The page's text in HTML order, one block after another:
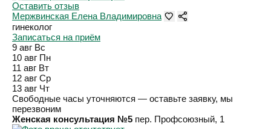
Оставить отзыв
Мержвинская Елена Владимировна
гинеколог
Записаться на приём
9 авг Вс
10 авг Пн
11 авг Вт
12 авг Ср
13 авг Чт
Свободные часы уточняются — оставьте заявку, мы
перезвоним
Женская консультация №5 пер. Профсоюзный, 1